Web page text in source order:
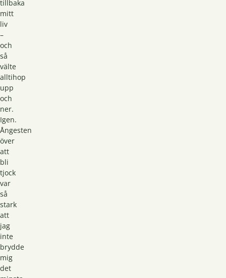
tillbaka
mitt
liv
–
och
så
välte
alltihop
upp
och
ner.
Igen.
Ångesten
över
att
bli
tjock
var
så
stark
att
jag
inte
brydde
mig
det